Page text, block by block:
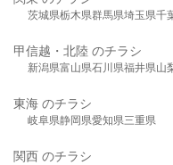
茨城県栃木県群馬県埼玉県千
甲信越・北陸 のチラシ
新潟県富山県石川県福井県山
東海 のチラシ
岐阜県静岡県愛知県三重県
関西 のチラシ